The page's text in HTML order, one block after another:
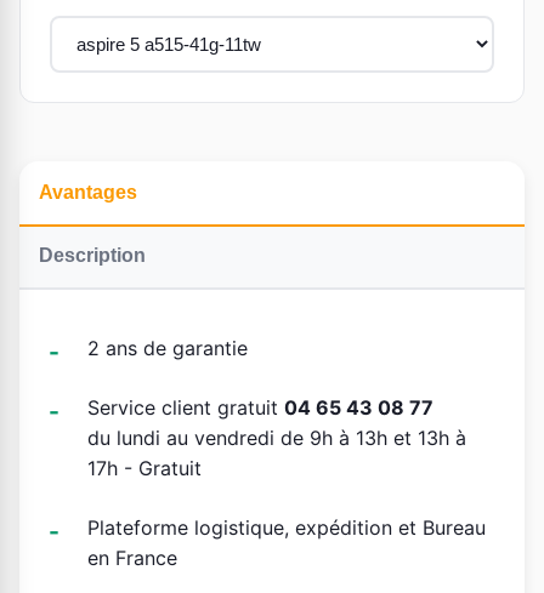
Avantages
Description
2 ans de garantie
Service client gratuit 04 65 43 08 77
du lundi au vendredi de 9h à 13h et 13h à
17h - Gratuit
Plateforme logistique, expédition et Bureau
en France